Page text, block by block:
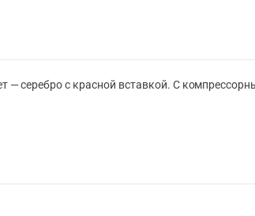
— серебро с красной вставкой. С